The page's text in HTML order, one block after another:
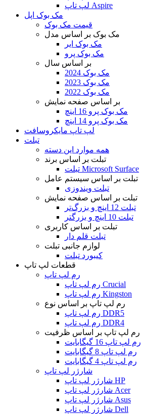
لپ تاپ Aspire
مک بوک اپل
قیمت مک بوک
مک بوک بر اساس مدل
مک بوک ایر
مک بوک پرو
بر اساس سال
مک بوک 2024
مک بوک 2023
مک بوک 2022
بر اساس صفحه نمایش
مک بوک پرو 16 اینچ
مک بوک پرو 14 اینچ
لپ تاپ مایکروسافت
تبلت
همه موارد این دسته
تبلت بر اساس برند
تبلت Microsoft Surface
تبلت بر اساس سیستم عامل
تبلت ویندوزی
تبلت بر اساس صفحه نمایش
تبلت 12 اینچ و بزرگ‌تر
تبلت 10 اینچ و بزرگتر
تبلت بر اساس کاربری
تبلت قلم دار
لوازم جانبی تبلت
کیبورد تبلت
قطعات لپ تاپ
رم لپ تاپ
رم لپ تاپ Crucial
رم لپ تاپ Kingston
رم لپ تاپ بر اساس نوع
رم لپ تاپ DDR5
رم لپ تاپ DDR4
رم لپ تاپ بر اساس ظرفیت
رم لپ تاپ 16 گیگابایت
رم لپ تاپ 8 گیگابایت
رم لپ تاپ 4 گیگابایت
شارژر لپ تاپ
شارژر لپ تاپ HP
شارژر لپ تاپ Acer
شارژر لپ تاپ Asus
شارژر لپ تاپ Dell